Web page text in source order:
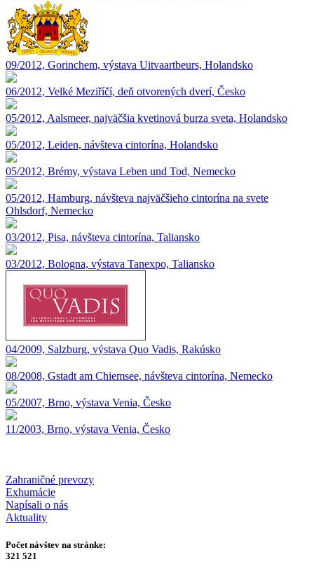
09/2012, Gorinchem, výstava Uitvaartbeurs, Holandsko
06/2012, Velké Meziříčí, deň otvorených dverí, Česko
05/2012, Aalsmeer, najväčšia kvetinová burza sveta, Holandsko
05/2012, Leiden, návšteva cintorína, Holandsko
05/2012, Brémy, výstava Leben und Tod, Nemecko
05/2012, Hamburg, návšteva najväčšieho cintorína na svete
Ohlsdorf, Nemecko
03/2012, Pisa, návšteva cintorína, Taliansko
03/2012, Bologna, výstava Tanexpo, Taliansko
04/2009, Salzburg, výstava Quo Vadis, Rakúsko
08/2008, Gstadt am Chiemsee, návšteva cintorína, Nemecko
05/2007, Brno, výstava Venia, Česko
11/2003, Brno, výstava Venia, Česko
Zahraničné prevozy
Exhumácie
Napísali o nás
Aktuality
Počet návštev na stránke:
321 521